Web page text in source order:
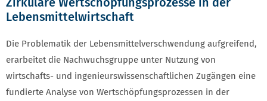
Lebensmittelwirtschaft
Die Problematik der Lebensmittelverschwendung aufgreifend,
erarbeitet die Nachwuchsgruppe unter Nutzung von
wirtschafts- und ingenieurswissenschaftlichen Zugängen eine
fundierte Analyse von Wertschöpfungsprozessen in der